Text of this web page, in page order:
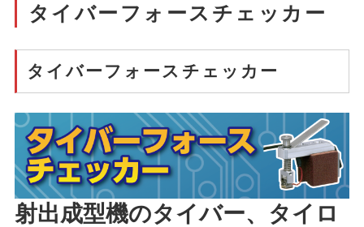
タイバーフォースチェッカー
タイバーフォースチェッカー​
射出成型機のタイバー、タイロ